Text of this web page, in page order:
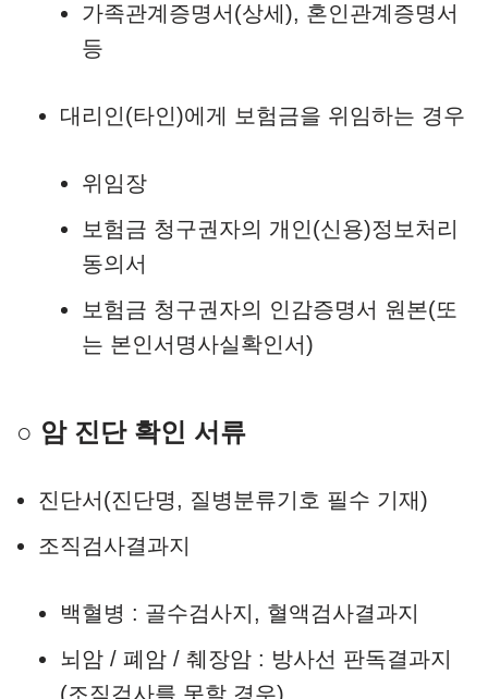
가족관계증명서(상세), 혼인관계증명서
등
대리인(타인)에게 보험금을 위임하는 경우
위임장
보험금 청구권자의 개인(신용)정보처리
동의서
보험금 청구권자의 인감증명서 원본(또
는 본인서명사실확인서)
○ 암 진단 확인 서류
진단서(진단명, 질병분류기호 필수 기재)
조직검사결과지
백혈병 : 골수검사지, 혈액검사결과지
뇌암 / 폐암 / 췌장암 : 방사선 판독결과지
(조직검사를 못할 경우)